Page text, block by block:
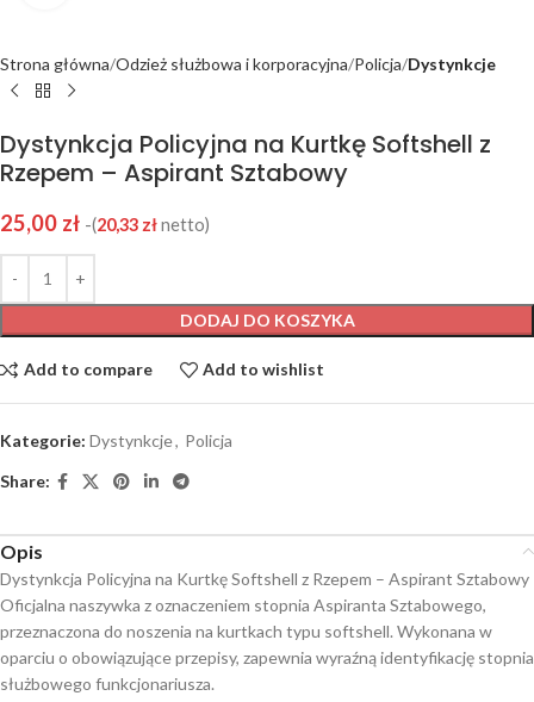
Strona główna Odzież służbowa i korporacyjna Policja Dystynkcje
Dystynkcja Policyjna na Kurtkę Softshell z
Rzepem – Aspirant Sztabowy
25,00 zł -(20,33 złnetto)
DODAJ DO KOSZYKA
Add to compare Add to wishlist
Kategorie: Dystynkcje, Policja
Share:
Opis
Dystynkcja Policyjna na Kurtkę Softshell z Rzepem – Aspirant Sztabowy
Oficjalna naszywka z oznaczeniem stopnia Aspiranta Sztabowego,
przeznaczona do noszenia na kurtkach typu softshell. Wykonana w
oparciu o obowiązujące przepisy, zapewnia wyraźną identyfikację stopnia
służbowego funkcjonariusza.